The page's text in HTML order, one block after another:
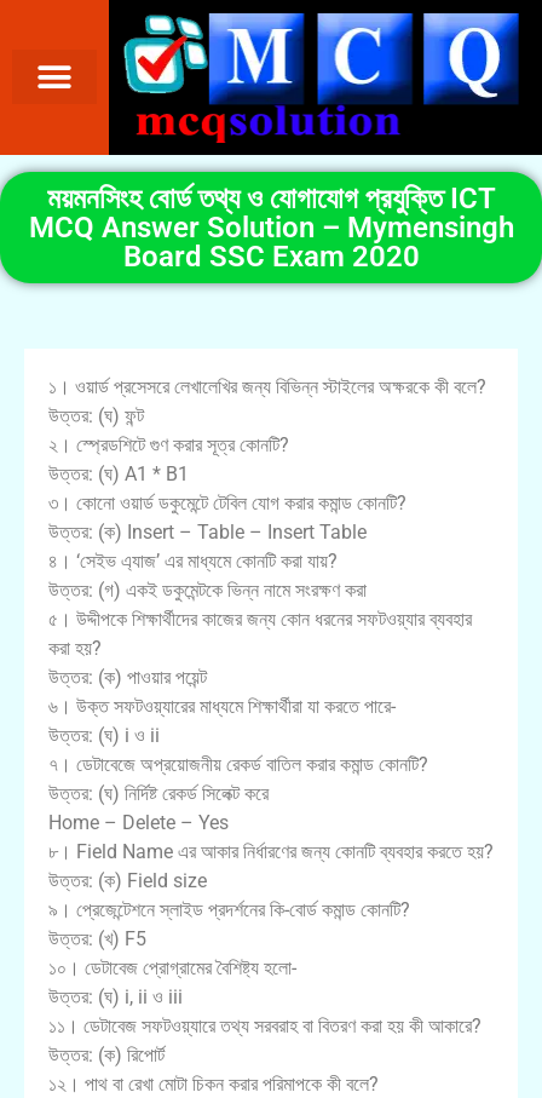
ময়মনসিংহ বোর্ড তথ্য ও যোগাযোগ প্রযুক্তি ICT
MCQ Answer Solution – Mymensingh
Board SSC Exam 2020
১। ওয়ার্ড প্রসেসরে লেখালেখির জন্য বিভিন্ন স্টাইলের অক্ষরকে কী বলে?
উত্তর: (ঘ) ফন্ট
২। স্প্রেডশিটে গুণ করার সূত্র কোনটি?
উত্তর: (ঘ) A1 * B1
৩। কোনো ওয়ার্ড ডকুমেন্টে টেবিল যোগ করার কমান্ড কোনটি?
উত্তর: (ক) Insert – Table – Insert Table
৪। ‘সেইভ এ্যাজ’ এর মাধ্যমে কোনটি করা যায়?
উত্তর: (গ) একই ডকুমেন্টকে ভিন্ন নামে সংরক্ষণ করা
৫। উদ্দীপকে শিক্ষার্থীদের কাজের জন্য কোন ধরনের সফটওয়্যার ব্যবহার
করা হয়?
উত্তর: (ক) পাওয়ার পয়েন্ট
৬। উক্ত সফটওয়্যারের মাধ্যমে শিক্ষার্থীরা যা করতে পারে-
উত্তর: (ঘ) i ও ii
৭। ডেটাবেজে অপ্রয়োজনীয় রেকর্ড বাতিল করার কমান্ড কোনটি?
উত্তর: (ঘ) নির্দিষ্ট রেকর্ড সিলেক্ট করে
Home – Delete – Yes
৮। Field Name এর আকার নির্ধারণের জন্য কোনটি ব্যবহার করতে হয়?
উত্তর: (ক) Field size
৯। প্রেজেন্টেশনে স্লাইড প্রদর্শনের কি-বোর্ড কমান্ড কোনটি?
উত্তর: (খ) F5
১০। ডেটাবেজ প্রোগ্রামের বৈশিষ্ট্য হলো-
উত্তর: (ঘ) i, ii ও iii
১১। ডেটাবেজ সফটওয়্যারে তথ্য সরবরাহ বা বিতরণ করা হয় কী আকারে?
উত্তর: (ক) রিপোর্ট
১২। পাথ বা রেখা মোটা চিকন করার পরিমাপকে কী বলে?